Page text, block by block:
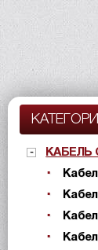
КАБЕЛЬ